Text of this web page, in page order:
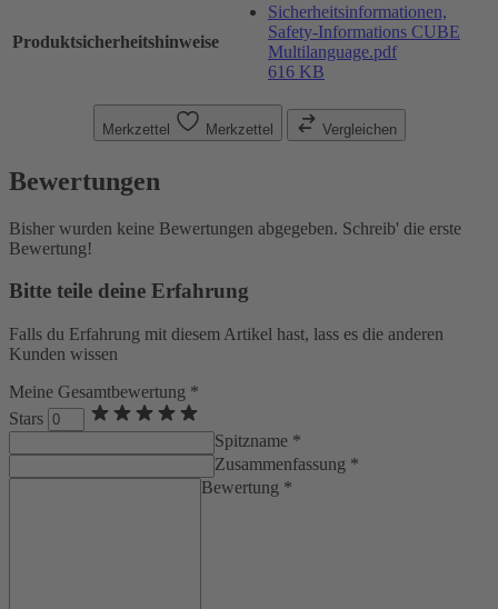
Produktsicherheitshinweise
Sicherheitsinformationen,
Safety-Informations CUBE
Multilanguage.pdf
616 KB
Merkzettel Merkzettel Vergleichen
Bewertungen
Bisher wurden keine Bewertungen abgegeben. Schreib' die erste
Bewertung!
Bitte teile deine Erfahrung
Falls du Erfahrung mit diesem Artikel hast, lass es die anderen
Kunden wissen
Meine Gesamtbewertung *
Stars
Spitzname *
Zusammenfassung *
Bewertung *